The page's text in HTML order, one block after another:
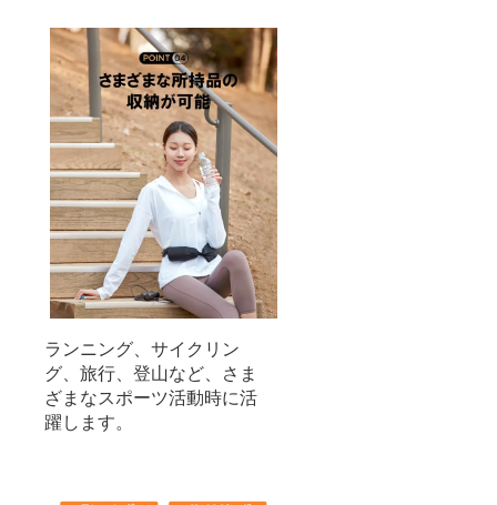
ランニング、サイクリン
グ、旅行、登山など、さま
ざまなスポーツ活動時に活
躍します。